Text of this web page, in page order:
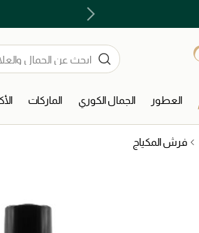
العطور الجمال الكوري الماركات
فرش المكياج